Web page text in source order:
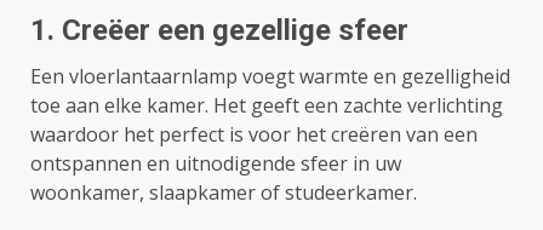
1. Creëer een gezellige sfeer
Een vloerlantaarnlamp voegt warmte en gezelligheid
toe aan elke kamer. Het geeft een zachte verlichting
waardoor het perfect is voor het creëren van een
ontspannen en uitnodigende sfeer in uw
woonkamer, slaapkamer of studeerkamer.